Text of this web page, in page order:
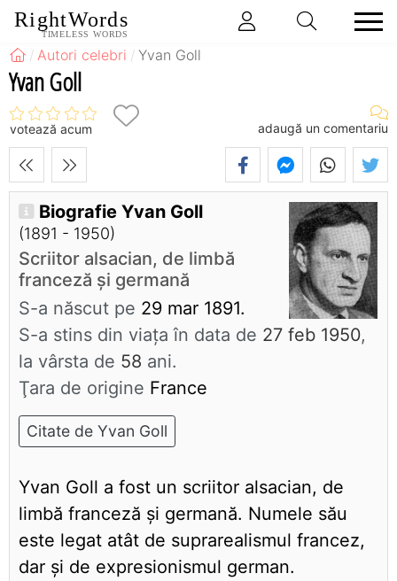
RightWords
TIMELESS WORDS
Autori celebri Yvan Goll
Yvan Goll
votează acum adaugă un comentariu
Biografie Yvan Goll
(1891 - 1950)
Scriitor alsacian, de limbă
franceză și germană
S-a născut pe 29 mar 1891.
S-a stins din viaţa în data de 27 feb 1950,
la vârsta de 58 ani.
Ţara de origine France
Citate de Yvan Goll
Yvan Goll a fost un scriitor alsacian, de
limbă franceză și germană. Numele său
este legat atât de suprarealismul francez,
dar și de expresionismul german.